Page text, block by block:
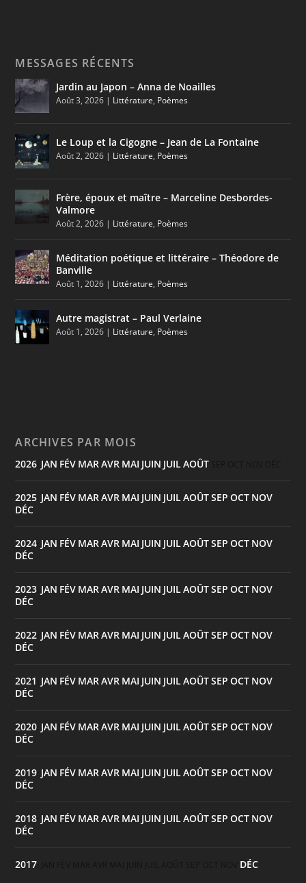
MESSAGES RÉCENTS
Jardin au Japon – Anna de Noailles
Août 3, 2026 | Littérature, Poèmes
Le Loup et la Cigogne – Jean de La Fontaine
Août 2, 2026 | Littérature, Poèmes
Frère, époux et maître – Marceline Desbordes-
Valmore
Août 2, 2026 | Littérature, Poèmes
Méditation poétique et littéraire – Théodore de
Banville
Août 1, 2026 | Littérature, Poèmes
Autre magistrat – Paul Verlaine
Août 1, 2026 | Littérature, Poèmes
ARCHIVES PAR MOIS
2026 JAN FÉV MARAVR MAI JUIN JUILAOÛT
2025 JAN FÉV MARAVR MAI JUIN JUILAOÛTSEP OCT NOV
DÉC
2024 JAN FÉV MARAVR MAI JUIN JUILAOÛTSEP OCT NOV
DÉC
2023 JAN FÉV MARAVR MAI JUIN JUILAOÛTSEP OCT NOV
DÉC
2022 JAN FÉV MARAVR MAI JUIN JUILAOÛTSEP OCT NOV
DÉC
2021 JAN FÉV MARAVR MAI JUIN JUILAOÛTSEP OCT NOV
DÉC
2020 JAN FÉV MARAVR MAI JUIN JUILAOÛTSEP OCT NOV
DÉC
2019 JAN FÉV MARAVR MAI JUIN JUILAOÛTSEP OCT NOV
DÉC
2018 JAN FÉV MARAVR MAI JUIN JUILAOÛTSEP OCT NOV
DÉC
2017 DÉC